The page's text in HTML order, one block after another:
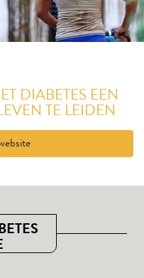
DIABETES EEN
TE LEIDEN